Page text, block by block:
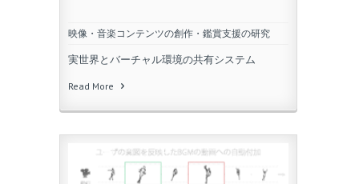
映像・音楽コンテンツの創作・鑑賞支援の研究
実世界とバーチャル環境の共有システム
Read More